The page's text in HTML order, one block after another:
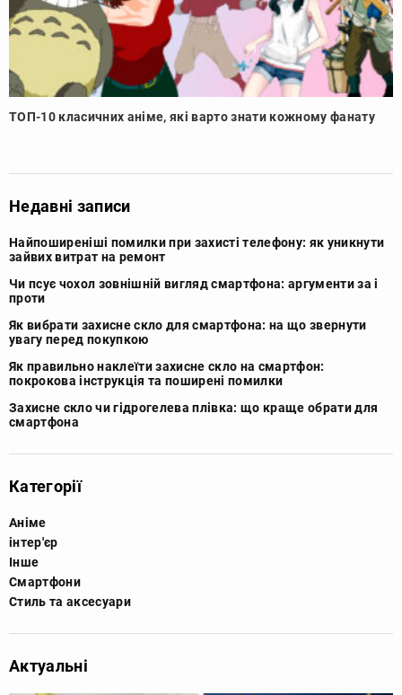
ТОП-10 класичних аніме, які варто знати кожному фанату
Недавні записи
Найпоширеніші помилки при захисті телефону: як уникнути
зайвих витрат на ремонт
Чи псує чохол зовнішній вигляд смартфона: аргументи за і
проти
Як вибрати захисне скло для смартфона: на що звернути
увагу перед покупкою
Як правильно наклеїти захисне скло на смартфон:
покрокова інструкція та поширені помилки
Захисне скло чи гідрогелева плівка: що краще обрати для
смартфона
Категорії
Аніме
інтер'єр
Інше
Смартфони
Стиль та аксесуари
Актуальні